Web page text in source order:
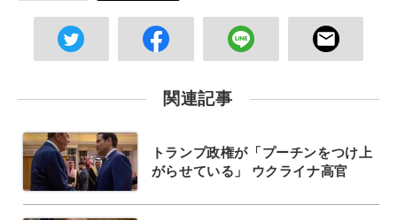
関連記事
トランプ政権が「プーチンをつけ上
がらせている」 ウクライナ高官